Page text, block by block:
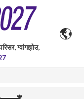
संदर्भ के लिए हैं और
मूल भाषा संस्करण
ग्वांगझोउ,